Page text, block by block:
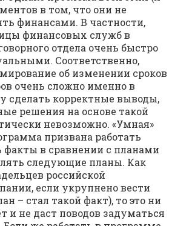
в том, что они не
финансами. В частности,
финансовых служб в
отдела очень быстро
Соответственно,
об изменении сроков
очень сложно именно в
сделать корректные выводы,
решения на основе такой
невозможно. «Умная»
призвана работать
факты в сравнении с планами
следующие планы. Как
российской
если укрупнено вести
– стал такой факт), то это ни
и не даст поводов задуматься